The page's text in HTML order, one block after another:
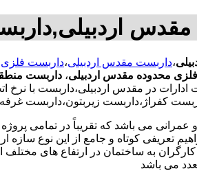
،داربست مقدس اردبیلی،داربست
محدوده مقدس اردبیلی، داربست
در مقدس اردبیلی،داربست با
کفراژ،داربست زیربتون،داربست
عمرانی می باشد که تقریباً در تمامی
تعریفی کوتاه و جامع از این نوع سازه
به ساختمان در ارتفاع های مختلف
می باشد